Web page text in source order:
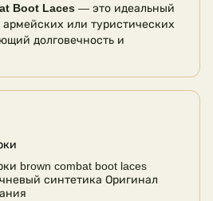
Boot Laces — это идеальный
или туристических
долговечность и
brown combat boot laces
синтетика Оригинал